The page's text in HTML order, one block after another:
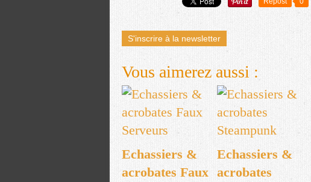
S'inscrire à la newsletter
Vous aimerez aussi :
Echassiers &
acrobates Faux
Echassiers &
acrobates